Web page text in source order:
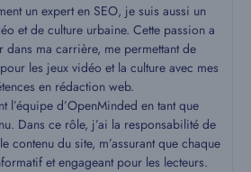
un expert en SEO, je suis aussi un
et de culture urbaine. Cette passion a
dans ma carrière, me permettant de
les jeux vidéo et la culture avec mes
en rédaction web.
l’équipe d’OpenMinded en tant que
Dans ce rôle, j’ai la responsabilité de
contenu du site, m’assurant que chaque
et engageant pour les lecteurs.